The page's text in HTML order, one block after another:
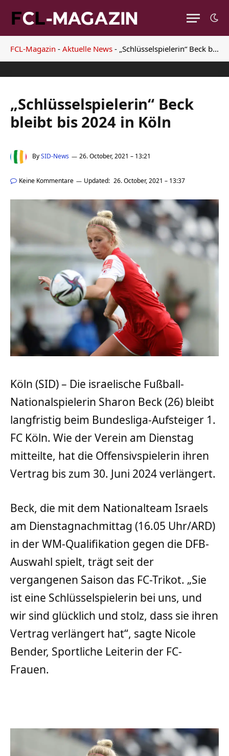
FCL-Magazin - Aktuelle News - „Schlüsselspielerin“ Beck bleibt bis 2024 in Köln
„Schlüsselspielerin“ Beck
bleibt bis 2024 in Köln
BySID-News 26. October, 2021 – 13:21
Keine Kommentare Updated: 26. October, 2021 – 13:37
Köln (SID) – Die israelische Fußball-
Nationalspielerin Sharon Beck (26) bleibt
langfristig beim Bundesliga-Aufsteiger 1.
FC Köln. Wie der Verein am Dienstag
mitteilte, hat die Offensivspielerin ihren
Vertrag bis zum 30. Juni 2024 verlängert.
Beck, die mit dem Nationalteam Israels
am Dienstagnachmittag (16.05 Uhr/ARD)
in der WM-Qualifikation gegen die DFB-
Auswahl spielt, trägt seit der
vergangenen Saison das FC-Trikot. „Sie
ist eine Schlüsselspielerin bei uns, und
wir sind glücklich und stolz, dass sie ihren
Vertrag verlängert hat“, sagte Nicole
Bender, Sportliche Leiterin der FC-
Frauen.